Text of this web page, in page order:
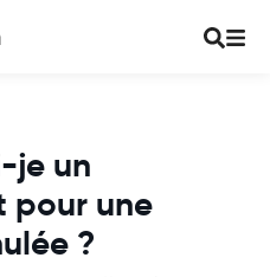
je un
pour une
?